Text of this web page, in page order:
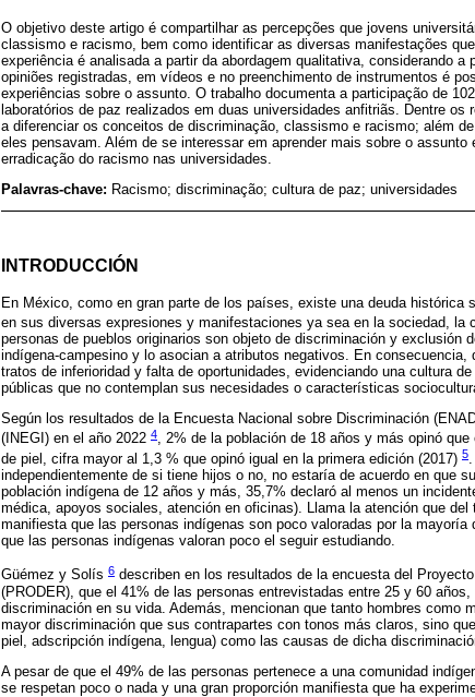
O objetivo deste artigo é compartilhar as percepções que jovens
classismo e racismo, bem como identificar as diversas manifestações
experiência é analisada a partir da abordagem qualitativa, considerando
opiniões registradas, em vídeos e no preenchimento de instrumentos é
experiências sobre o assunto. O trabalho documenta a participação de
laboratórios de paz realizados em duas universidades anfitriãs. Dentre
a diferenciar os conceitos de discriminação, classismo e racismo; além
eles pensavam. Além de se interessar em aprender mais sobre o
erradicação do racismo nas universidades.
Palavras-chave: Racismo; discriminação; cultura de paz; universidades
INTRODUCCIÓN
En México, como en gran parte de los países, existe una deuda histórica
en sus diversas expresiones y manifestaciones ya sea en la sociedad, la
personas de pueblos originarios son objeto de discriminación y exclusión
indígena-campesino y lo asocian a atributos negativos. En
tratos de inferioridad y falta de oportunidades, evidenciando una cultura
públicas que no contemplan sus necesidades o características
Según los resultados de la Encuesta Nacional sobre Discriminación
(INEGI) en el año 2022 4, 2% de la población de 18 años y más opinó
de piel, cifra mayor al 1,3 % que opinó igual en la primera edición (2017) 5
independientemente de si tiene hijos o no, no estaría de acuerdo en que
población indígena de 12 años y más, 35,7% declaró al menos un
médica, apoyos sociales, atención en oficinas). Llama la atención que
manifiesta que las personas indígenas son poco valoradas por la
que las personas indígenas valoran poco el seguir estudiando.
Güémez y Solís 6 describen en los resultados de la encuesta del
(PRODER), que el 41% de las personas entrevistadas entre 25 y 60
discriminación en su vida. Además, mencionan que tanto hombres como
mayor discriminación que sus contrapartes con tonos más claros, sino
piel, adscripción indígena, lengua) como las causas de dicha
A pesar de que el 49% de las personas pertenece a una comunidad
se respetan poco o nada y una gran proporción manifiesta que ha